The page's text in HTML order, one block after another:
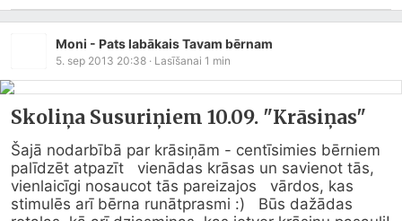
Moni - Pats labākais Tavam bērnam
5. sep 2013 20:38 · Lasīšanai 1 min
Skoliņa Susuriņiem 10.09. "Krāsiņas"
Šajā nodarbībā par krāsiņām - centīsimies bērniem
palīdzēt atpazīt   vienādas krāsas un savienot tās,
vienlaicīgi nosaucot tās pareizajos   vārdos, kas
stimulēs arī bērna runātprasmi :)   Būs dažādas